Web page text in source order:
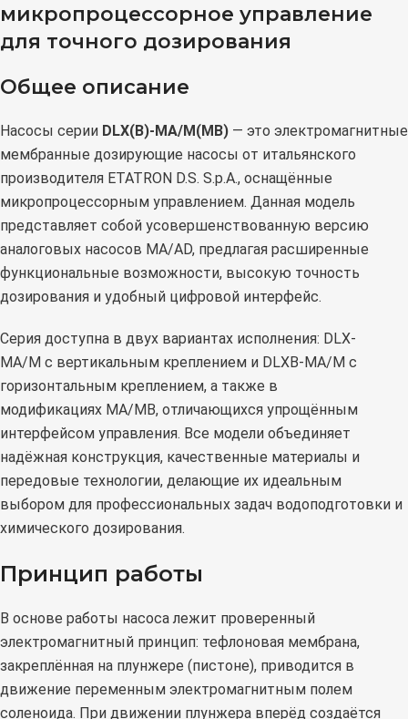
микропроцессорное управление
для точного дозирования
Общее описание
Насосы серии DLX(B)-MA/M(MB) — это электромагнитные
мембранные дозирующие насосы от итальянского
производителя ETATRON D.S. S.p.A., оснащённые
микропроцессорным управлением. Данная модель
представляет собой усовершенствованную версию
аналоговых насосов MA/AD, предлагая расширенные
функциональные возможности, высокую точность
дозирования и удобный цифровой интерфейс.
Серия доступна в двух вариантах исполнения: DLX-
MA/M с вертикальным креплением и DLXB-MA/M с
горизонтальным креплением, а также в
модификациях MA/MB, отличающихся упрощённым
интерфейсом управления. Все модели объединяет
надёжная конструкция, качественные материалы и
передовые технологии, делающие их идеальным
выбором для профессиональных задач водоподготовки и
химического дозирования.
Принцип работы
В основе работы насоса лежит проверенный
электромагнитный принцип: тефлоновая мембрана,
закреплённая на плунжере (пистоне), приводится в
движение переменным электромагнитным полем
соленоида. При движении плунжера вперёд создаётся